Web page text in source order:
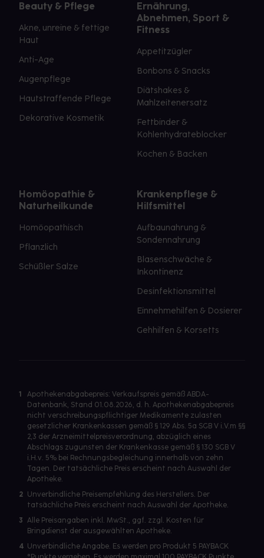
Beauty & Pflege
Akne, unreine & fettige
Haut
Anti-Age
Augenpflege
Hautstraffende Pflege
Dekorative Kosmetik
Ernährung,
Abnehmen, Sport &
Fitness
Appetitzügler
Bonbons & Snacks
Diätshakes &
Mahlzeitenersatz
Fettbinder &
Kohlenhydrateblocker
Kochen & Backen
Homöopathie &
Naturheilkunde
Homöopathisch
Pflanzlich
Schüßler Salze
Krankenpflege &
Hilfsmittel
Aufbaunahrung &
Sondennahrung
Blasenschwäche &
Inkontinenz
Desinfektionsmittel
Einnehmehilfen & Dosierer
Gehhilfen & Korsetts
1
Apothekenabgabepreis: Verkaufspreis gemäß ABDA-
Datenbank, Stand 01.08.2026, d. h. Apothekenabgabepreis
nicht verschreibungspflichtiger Medikamente zulasten
gesetzlicher Krankenkassen gemäß § 129 Abs. 5a SGB V i.V.m §§
2,3 der Arzneimittelpreisverordnung, abzüglich eines
Abschlags zugunsten der Krankenkasse gemäß § 130 SGB V
i.H.v. 5% bei Rechnungsbegleichung innerhalb von zehn
Tagen. Der tatsächliche Preis erscheint nach Auswahl der
Apotheke.
2 Unverbindliche Preisempfehlung des Herstellers. Der
tatsächliche Preis erscheint nach Auswahl der Apotheke.
3 Alle Preisangaben inkl. MwSt., ggf. zzgl. Kosten für
Bringdienst der ausgewählten Apotheke.
4 Unverbindliche Angabe. Es werden pro Produkt 5 PAYBACK